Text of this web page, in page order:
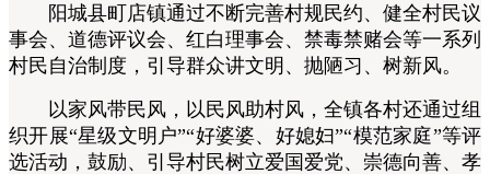
阳城县町店镇通过不断完善村规民约、健全村民议
事会、道德评议会、红白理事会、禁毒禁赌会等一系列
村民自治制度，引导群众讲文明、抛陋习、树新风。
以家风带民风，以民风助村风，全镇各村还通过组
织开展“星级文明户”“好婆婆、好媳妇”“模范家庭”等评
选活动，鼓励、引导村民树立爱国爱党、崇德向善、孝